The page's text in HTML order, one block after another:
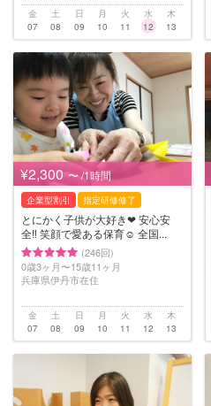
金
07
土
08
日
09
月
10
火
11
水
12
木
13
¥2,300 〜 /1時間
企業型割引 指定研修修了
とにかく子供が大好き❤︎ 安心安
全‼︎ 笑顔で愛ある保育☺︎ 全国...
(246回)
0歳3ヶ月〜15歳11ヶ月
兵庫県伊丹市在住
金
07
土
08
日
09
月
10
火
11
水
12
木
13